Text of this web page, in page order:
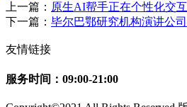
上一篇： 原生AI帮手正在个性化交
下一篇： 毕尔巴鄂研究机构演讲公
友情链接
服务时间：09:00-21:00